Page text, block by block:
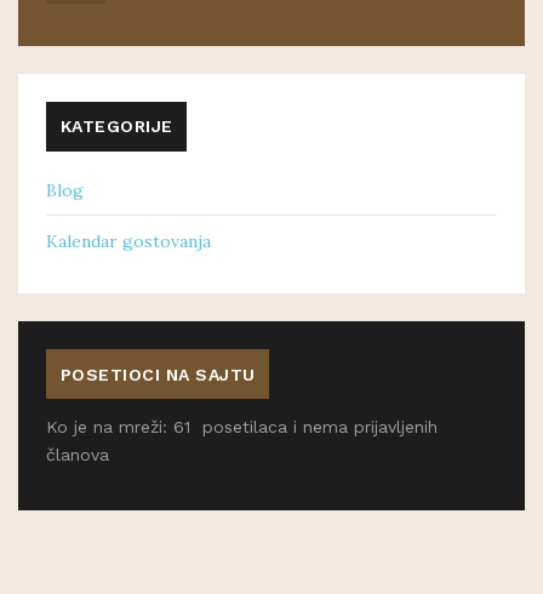
KATEGORIJE
Blog
Kalendar gostovanja
POSETIOCI NA SAJTU
Ko je na mreži: 61 posetilaca i nema prijavljenih
članova